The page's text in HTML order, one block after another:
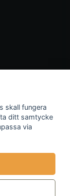
skall fungera
ditt samtycke
via